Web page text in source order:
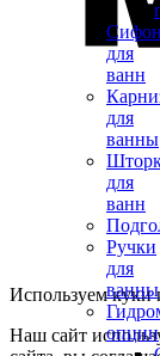
для
ванн
для
ванны
для
ванн
Ручки
для
ванны
опции
Используем куки
Наш сайт